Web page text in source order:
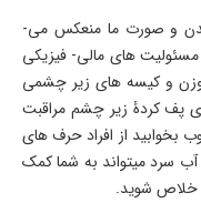
درگیری ­های عاطفی ما در نهایت در ظاهر بدن و صورت ما منعکس می­
مسئولیت­ های مالی- فیزیکی
و کیسه ­های زیر چشمی
پف کردۀ زیر چشم مراقبت
از افراد حرف ه­ای
سرد می­تواند به شما کمک
خلاص شوید.